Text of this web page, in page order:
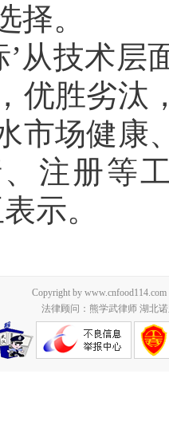
择。
’从技术
优胜劣汰
市场健康
注册等
示。
Copyright by
法律顾问：熊学武律师 湖北